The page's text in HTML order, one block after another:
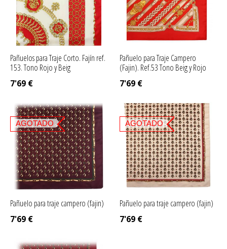
Pañuelos para Traje Corto. Fajín ref.
153. Tono Rojo y Beig
7'69 €
Pañuelo para Traje Campero
(Fajin). Ref.53 Tono Beig y Rojo
7'69 €
Pañuelo para traje campero (fajin)
7'69 €
AGOTADO
Pañuelo para traje campero (fajin)
7'69 €
AGOTADO